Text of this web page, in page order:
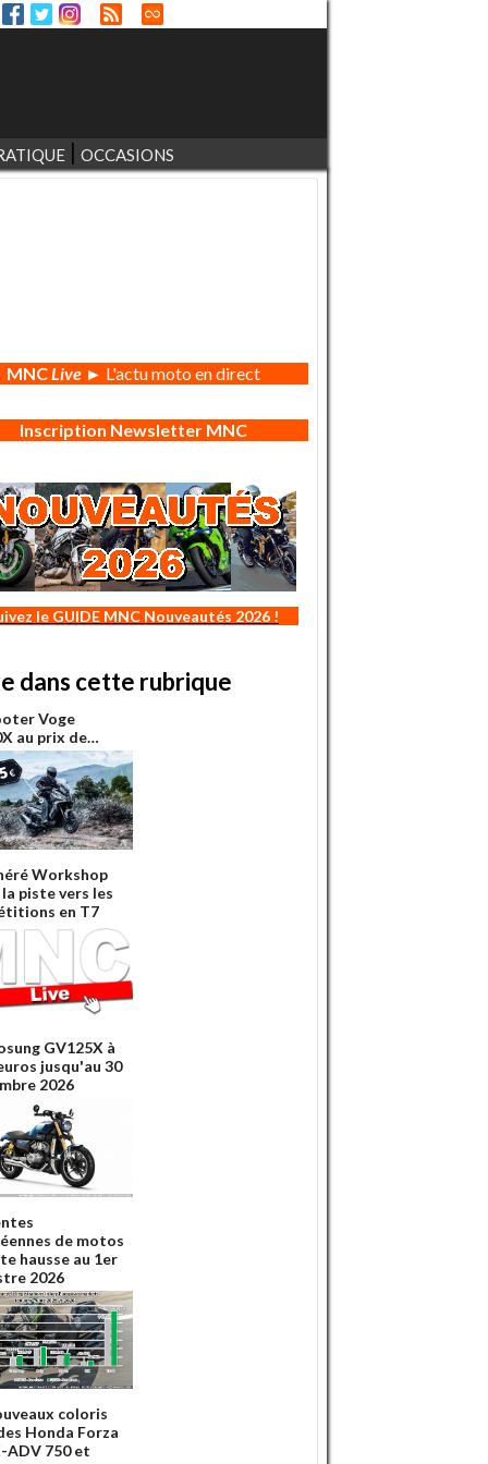
OCCASIONS
MNCLive► L'actu moto en direct
Inscription Newsletter MNC
le GUIDE MNC Nouveautés 2026 !
dans cette rubrique
Voge
au prix de…
Workshop
piste vers les
en T7
GV125X à
jusqu'au 30
2026
de motos
hausse au 1er
2026
coloris
Honda Forza
ADV 750 et